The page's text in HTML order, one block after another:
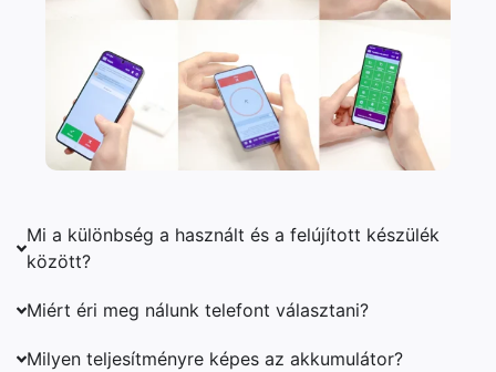
Mi a különbség a használt és a felújított készülék
között?
Miért éri meg nálunk telefont választani?
Milyen teljesítményre képes az akkumulátor?